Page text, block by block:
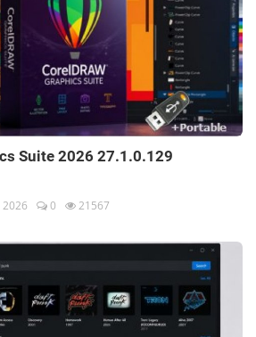
Suite 2026 27.1.0.129
2026 0 21567